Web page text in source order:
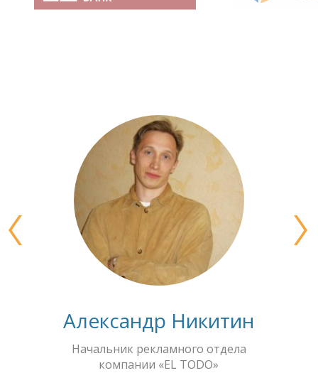
Александр Никитин
Начальник рекламного отдела
компании «EL TODO»